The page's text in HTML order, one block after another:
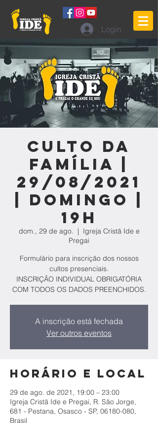
Login
Culto da
Família |
29/08/2021
| Domingo |
19h
dom., 29 de ago.
  |
Igreja Cristã Ide e
Pregai
Formulário para inscrição dos nossos
cultos presenciais.
INSCRIÇÃO INDIVIDUAL OBRIGATÓRIA
COM TODOS OS DADOS PREENCHIDOS.
A inscrição está fechada
Ver outros eventos
Horário e local
29 de ago. de 2021, 19:00 – 23:00
Igreja Cristã Ide e Pregai, R. São Jorge,
681 - Pestana, Osasco - SP, 06180-080,
Brasil